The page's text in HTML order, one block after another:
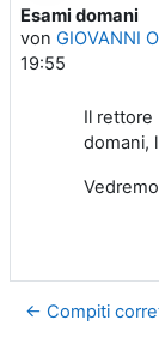
Esami domani
von GIOVANNI
19:55
Anzahl
Il rettore
domani,
← Compiti